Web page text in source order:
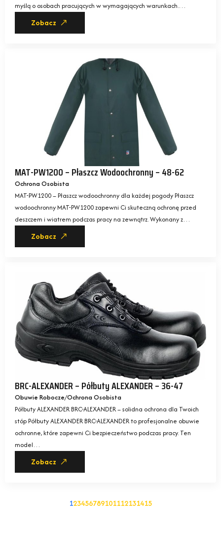
myślą o osobach pracujących w wymagających warunkach.…
Zobacz
MAT-PW1200 – Płaszcz Wodoochronny – 48-62
Ochrona Osobista
MAT-PW1200 – Płaszcz wodoochronny dla każdej pogody Płaszcz
wodoochronny MAT-PW1200 zapewni Ci skuteczną ochronę przed
deszczem i wiatrem podczas pracy na zewnątrz. Wykonany z…
Zobacz
BRC-ALEXANDER – Półbuty ALEXANDER – 36-47
Obuwie Robocze Ochrona Osobista
Półbuty ALEXANDER BRC-ALEXANDER – solidna ochrona dla Twoich
stóp Półbuty ALEXANDER BRC-ALEXANDER to profesjonalne obuwie
ochronne, które zapewni Ci bezpieczeństwo podczas pracy. Ten
model…
Zobacz
123456789101112131415